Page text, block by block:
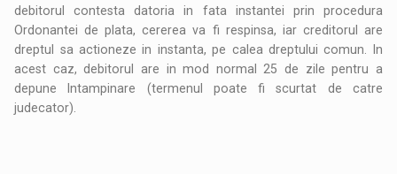
debitorul contesta datoria in fata instantei prin procedura
Ordonantei de plata, cererea va fi respinsa, iar creditorul are
dreptul sa actioneze in instanta, pe calea dreptului comun. In
acest caz, debitorul are in mod normal 25 de zile pentru a
depune Intampinare (termenul poate fi scurtat de catre
judecator).